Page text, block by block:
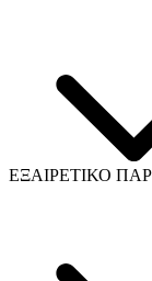
ΕΞΑΙΡΕΤΙΚΟ